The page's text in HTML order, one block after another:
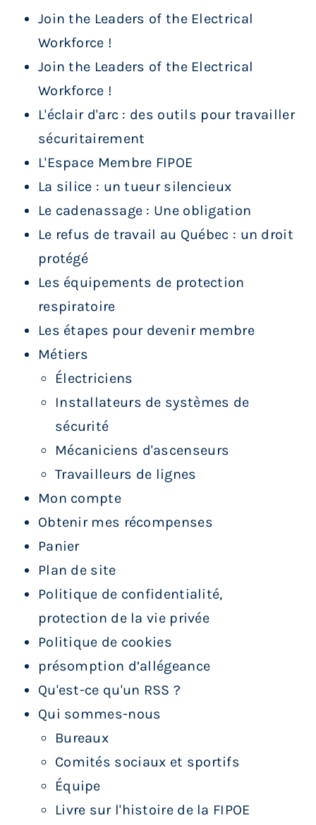
Join the Leaders of the Electrical
Workforce !
Join the Leaders of the Electrical
Workforce !
L'éclair d'arc : des outils pour travailler
sécuritairement
L'Espace Membre FIPOE
La silice : un tueur silencieux
Le ca denassage : Une obligation
Le refus de travail au Québec : un droit
protégé
Les équipements de protection
respiratoire
Les étapes pour devenir membre
Métiers
Électriciens
Installateurs de systèmes de
sécurité
Mécaniciens d'ascenseurs
Travailleurs de lignes
Mon compte
Obtenir mes récompenses
Panier
Plan de site
Politique de confidentialité,
protection de la vie privée
Politique de cookies
présomption d’allégeance
Qu'est-ce qu'un RSS ?
Qui sommes-nous
Bureaux
Comités sociaux et sportifs
Équipe
Livre sur l'histoire de la FIPOE